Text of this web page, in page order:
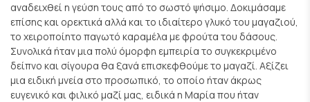
αναδειχθεί η γεύση τους από το σωστό ψήσιμο. Δοκιμάσαμε
επίσης και ορεκτικά αλλά και το ιδιαίτερο γλυκό του μαγαζιού,
το χειροποίητο παγωτό καραμέλα με φρούτα του δάσους.
Συνολικά ήταν μια πολύ όμορφη εμπειρία το συγκεκριμένο
δείπνο και σίγουρα θα ξανά επισκεφθούμε το μαγαζί. Αξίζει
μια ειδική μνεία στο προσωπικό, το οποίο ήταν άκρως
ευγενικό και φιλικό μαζί μας, ειδικά η Μαρία που ήταν